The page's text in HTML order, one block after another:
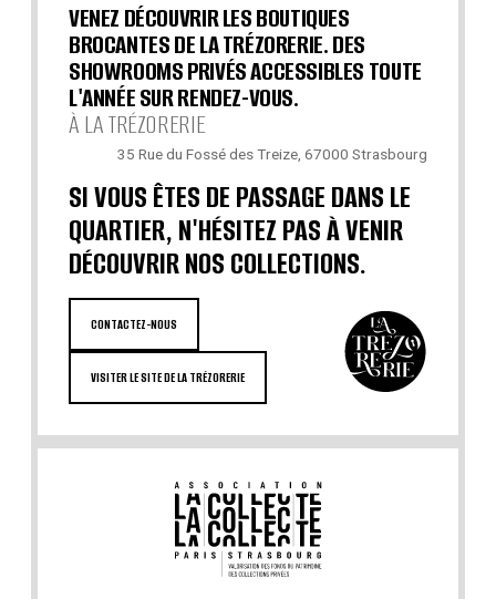
VENEZ DÉCOUVRIR LES BOUTIQUES
BROCANTES DE LA TRÉZORERIE. DES
SHOWROOMS PRIVÉS ACCESSIBLES TOUTE
L'ANNÉE SUR RENDEZ-VOUS.
À LA TRÉZORERIE
35 Rue du Fossé des Treize, 67000 Strasbourg
SI VOUS ÊTES DE PASSAGE DANS LE
QUARTIER, N'HÉSITEZ PAS À VENIR
DÉCOUVRIR NOS COLLECTIONS.
CONTACTEZ-NOUS
VISITER LE SITE DE LA TRÉZORERIE